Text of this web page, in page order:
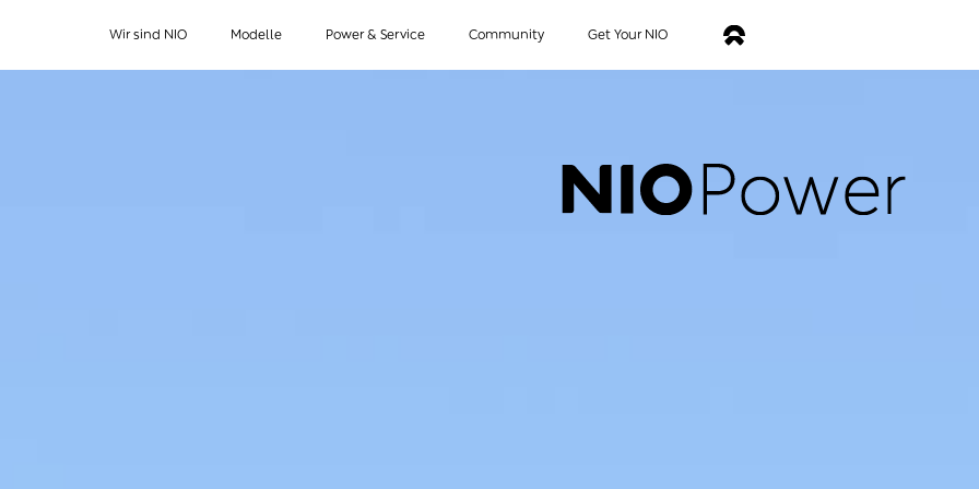
Wir sind NIO Modelle Power & Service Community Get Your NIO